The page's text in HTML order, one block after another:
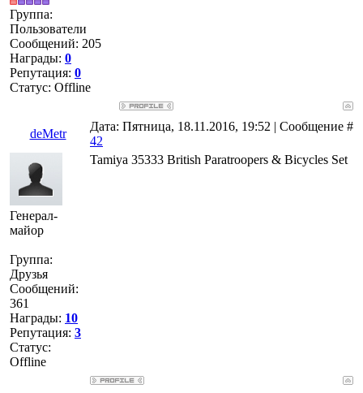
Группа:
Пользователи
Сообщений: 205
Награды: 0
Репутация: 0
Статус: Offline
deMetr
Дата: Пятница, 18.11.2016, 19:52 | Сообщение #
42
Генерал-
майор
Группа:
Друзья
Сообщений:
361
Награды: 10
Репутация: 3
Статус:
Offline
Tamiya 35333 British Paratroopers & Bicycles Set